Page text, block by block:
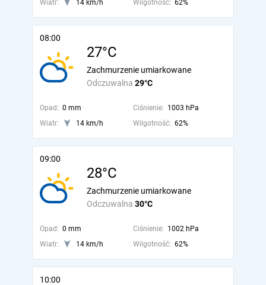
Wiatr: 14 km/h Wilgotność: 62%
08:00
27°C
Odczuwalna 29°C
Zachmurzenie umiarkowane
Opad: 0 mm Ciśnienie: 1003 hPa
Wiatr:
14 km/h Wilgotność: 62%
09:00
28°C
Odczuwalna 30°C
Zachmurzenie umiarkowane
Opad: 0 mm Ciśnienie: 1002 hPa
Wiatr:
14 km/h Wilgotność: 62%
10:00